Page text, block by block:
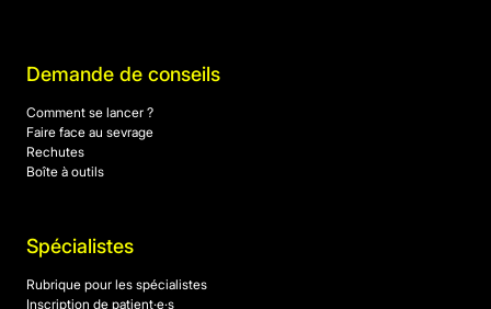
Demande de conseils
Comment se lancer ?
Faire face au sevrage
Rechutes
Boîte à outils
Spécialistes
Rubrique pour les spécialistes
Inscription de patient·e·s